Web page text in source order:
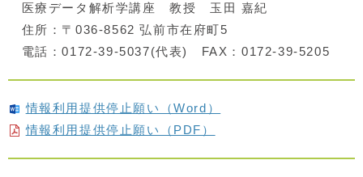
医療データ解析学講座 教授 玉田 嘉紀
住所：〒036-8562 弘前市在府町5
電話：0172-39-5037(代表) FAX：0172-39-5205
情報利用提供停止願い（Word）
情報利用提供停止願い（PDF）